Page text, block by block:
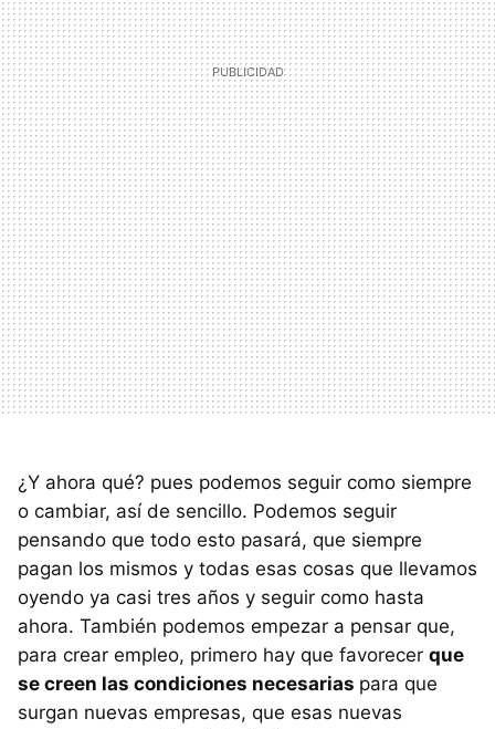
¿Y ahora qué? pues podemos seguir como siempre
o cambiar, así de sencillo. Podemos seguir
pensando que todo esto pasará, que siempre
pagan los mismos y todas esas cosas que llevamos
oyendo ya casi tres años y seguir como hasta
ahora. También podemos empezar a pensar que,
para crear empleo, primero hay que favorecer que
se creen las condiciones necesarias para que
surgan nuevas empresas, que esas nuevas